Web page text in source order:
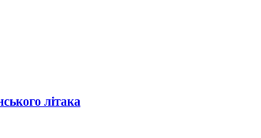
літака